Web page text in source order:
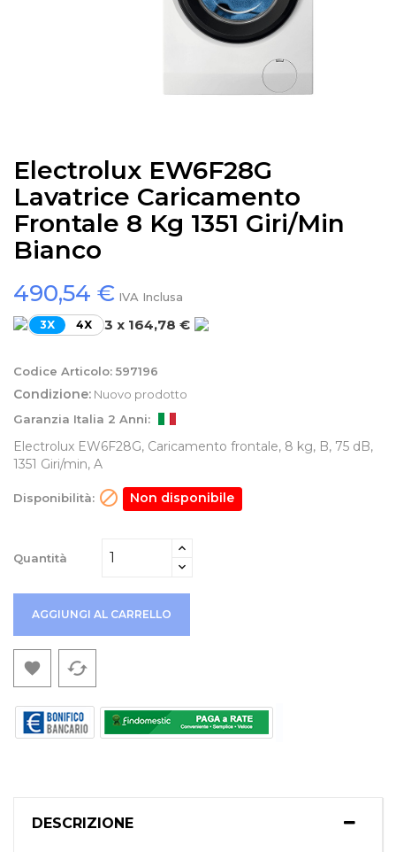
Electrolux EW6F28G
Lavatrice Caricamento
Frontale 8 Kg 1351 Giri/min
Bianco
490,54 € IVA Inclusa
3X 4X 3 x 164,78 €
Codice Articolo: 597196
Condizione: Nuovo prodotto
Garanzia Italia 2 Anni:
Electrolux EW6F28G, Caricamento frontale, 8 kg, B, 75 dB,
1351 Giri/min, A
Disponibilità:  Non disponibile
Quantità
AGGIUNGI AL CARRELLO
 cached
DESCRIZIONE